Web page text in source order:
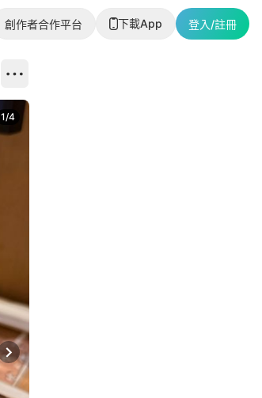
創作者合作平台 下載App 登入/註冊
Next slide
1/4